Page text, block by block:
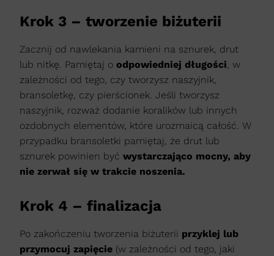
Krok 3 – tworzenie biżuterii
Zacznij od nawlekania kamieni na sznurek, drut
lub nitkę. Pamiętaj o odpowiedniej długości, w
zależności od tego, czy tworzysz naszyjnik,
bransoletkę, czy pierścionek. Jeśli tworzysz
naszyjnik, rozważ dodanie koralików lub innych
ozdobnych elementów, które urozmaicą całość. W
przypadku bransoletki pamiętaj, że drut lub
sznurek powinien być wystarczająco mocny, aby
nie zerwał się w trakcie noszenia.
Krok 4 – finalizacja
Po zakończeniu tworzenia biżuterii przyklej lub
przymocuj zapięcie (w zależności od tego, jaki